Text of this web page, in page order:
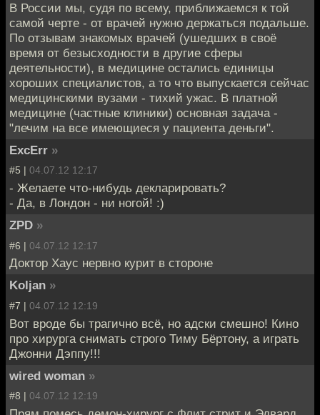
В России мы, судя по всему, приближаемся к той
самой черте - от врачей нужно держаться подальше.
По отзывам знакомых врачей (ушедших в своё
время от безысходности в другие сферы
деятельности), в медицине остались единицы
хороших специалистов, а то что выпускается сейчас
медицинскими вузами - тихий ужас. В платной
медицине (частные клиники) основная задача -
"лечим на все имеющиеся у пациента деньги".
ExcErr »
#5 | 04.07.12 12:17
- Желаете что-нибудь декларировать?
- Да, в Лондон - ни ногой! :)
ZPD »
#6 | 04.07.12 12:17
Доктор Хаус нервно курит в стороне
Koljan »
#7 | 04.07.12 12:19
Вот вроде бы трагично всё, но адски смешно! Кино
про хирурга снимать строго Тиму Бёртону, а играть
Джонни Дэппу!!!
wired woman »
#8 | 04.07.12 12:19